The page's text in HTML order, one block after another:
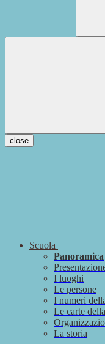
close
Scuola
Panoramica
I luoghi
Le persone
I numeri
Le carte
La storia